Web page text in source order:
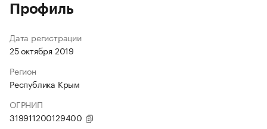
Профиль
Дата регистрации
25 октября 2019
Регион
Республика Крым
ОГРНИП
319911200129400